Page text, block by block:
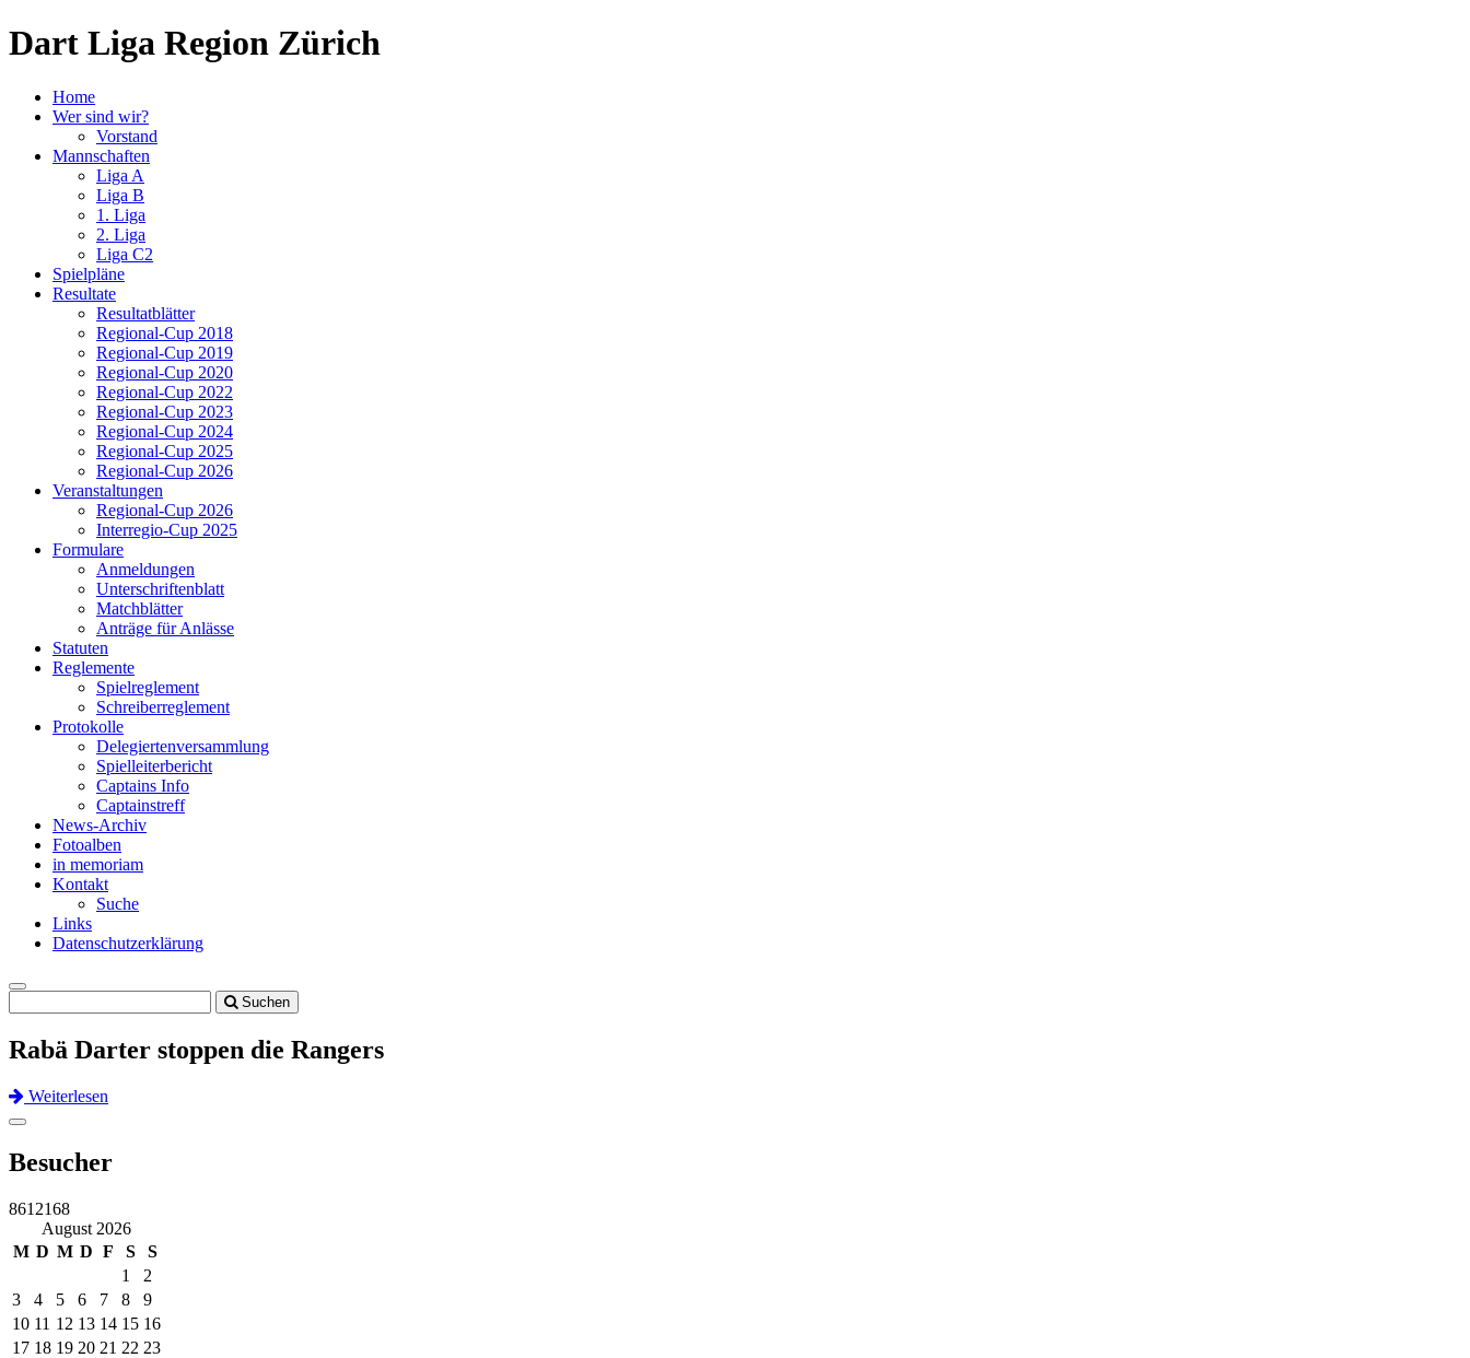
Dart Liga Region Zürich
Home
Wer sind wir?
Vorstand
Mannschaften
Liga A
Liga B
1. Liga
2. Liga
Liga C2
Spielpläne
Resultate
Resultatblätter
Regional-Cup 2018
Regional-Cup 2019
Regional-Cup 2020
Regional-Cup 2022
Regional-Cup 2023
Regional-Cup 2024
Regional-Cup 2025
Regional-Cup 2026
Veranstaltungen
Regional-Cup 2026
Interregio-Cup 2025
Formulare
Anmeldungen
Unterschriftenblatt
Matchblätter
Anträge für Anlässe
Statuten
Reglemente
Spielreglement
Schreiberreglement
Protokolle
Delegiertenversammlung
Spielleiterbericht
Captains Info
Captainstreff
News-Archiv
Fotoalben
in memoriam
Kontakt
Suche
Links
Datenschutzerklärung
Toggle
navigation
Suchen
Rabä Darter stoppen die Rangers
Weiterlesen
Previous
Next
Toggle
Besucher
8612168
August 2026
M D M D F S S
1
2
3
4 5 6 7 8
9
10 11 12 13 14 15 16
17 18 19 20 21 22 23